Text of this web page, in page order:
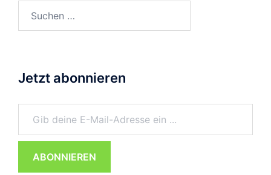
nach:
Jetzt abonnieren
Gib deine E-Mail-Adresse ein ...
ABONNIEREN